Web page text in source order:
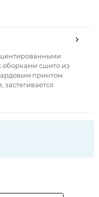
оборками сшито из
принтом.